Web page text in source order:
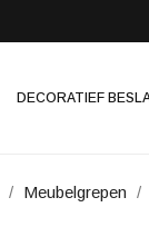
DECORATIEF
Meubelgrepen